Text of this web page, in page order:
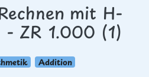
mit H-
- ZR 1.000 (1)
Addition